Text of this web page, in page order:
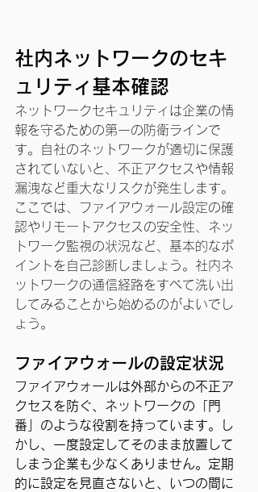
社内ネットワークのセキ
ュリティ基本確認
ネットワークセキュリティは企業の情
報を守るための第一の防衛ラインで
す。自社のネットワークが適切に保護
されていないと、不正アクセスや情報
漏洩など重大なリスクが発生します。
ここでは、ファイアウォール設定の確
認やリモートアクセスの安全性、ネッ
トワーク監視の状況など、基本的なポ
イントを自己診断しましょう。社内ネ
ットワークの通信経路をすべて洗い出
してみることから始めるのがよいでし
ょう。
ファイアウォールの設定状況
ファイアウォールは外部からの不正ア
クセスを防ぐ、ネットワークの「門
番」のような役割を持っています。し
かし、一度設定してそのまま放置して
しまう企業も少なくありません。定期
的に設定を見直さないと、いつの間に